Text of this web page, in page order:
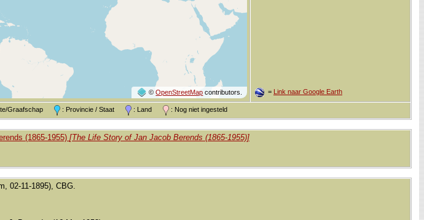
©OpenStreetMap contributors. = Link naar Google Earth
Graafschap : Provincie / Staat : Land : Nog niet ingesteld
(1865-1955) [The Life Story of Jan Jacob Berends (1865-1955)]
02-11-1895), CBG.